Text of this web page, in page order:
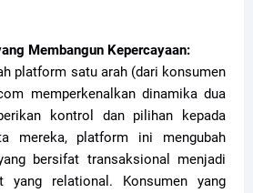
Membangun Kepercayaan:
platform satu arah (dari konsumen
memperkenalkan dinamika dua
kontrol dan pilihan kepada
mereka, platform ini mengubah
bersifat transaksional menjadi
yang relational. Konsumen yang